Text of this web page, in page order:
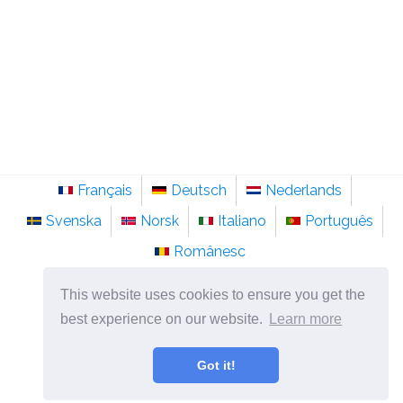
This website uses cookies to ensure you get the
best experience on our website.
Learn more
Got it!
Français Deutsch
Nederlands
Svenska
Norsk Italiano
Português
Românesc
©2026sv.sainte-anastasie.org
Psykologi, filosofi och tänkande om livet.